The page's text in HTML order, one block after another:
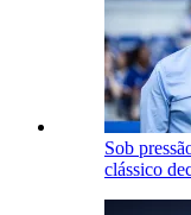
Sob
clássico